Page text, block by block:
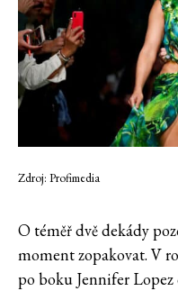
Zdroj: Profimedia
O téměř dvě dekády
moment zopakovat. V
po boku Jennifer Lopez